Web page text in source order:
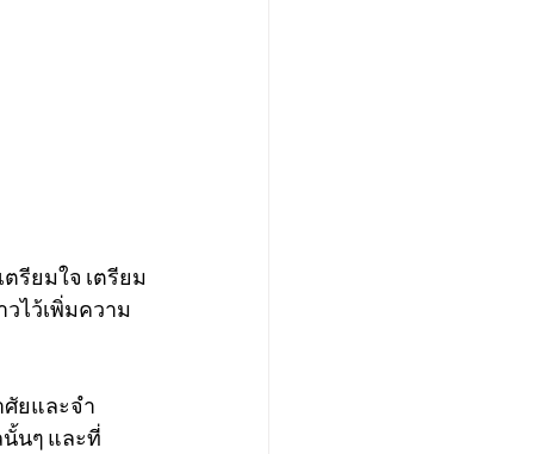
รียมใจ เตรียม
ไว้เพิ่มความ
ศัยและจำ
นๆ และที่